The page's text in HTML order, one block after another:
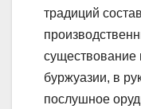
традиций
существование
буржуазии, в
послушное